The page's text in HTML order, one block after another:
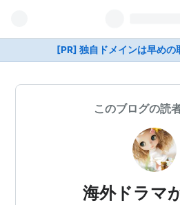
[PR] 独自ドメインは早めの
このブログの読
海外ドラマ